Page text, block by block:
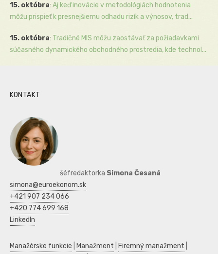
15. októbra: Aj keď inovácie v metodológiách hodnotenia
môžu prispieť k presnejšiemu odhadu rizík a výnosov, trad...
15. októbra: Tradičné MIS môžu zaostávať za požiadavkami
súčasného dynamického obchodného prostredia, kde technol...
KONTAKT
šéfredaktorka Simona Česaná
simona@euroekonom.sk
+421 907 234 066
+420 774 699 168
LinkedIn
Manažérske funkcie Manažment Firemný manažment